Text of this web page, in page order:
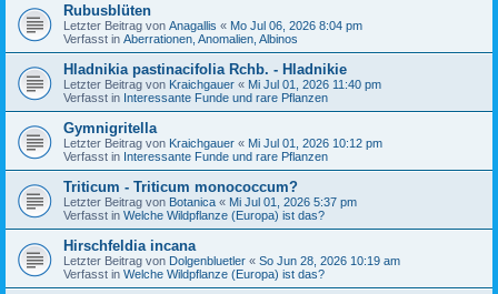
Rubusblüten
Letzter Beitrag von Anagallis « Mo Jul 06, 2026 8:04 pm
Verfasst in Aberrationen, Anomalien, Albinos
Hladnikia pastinacifolia Rchb. - Hladnikie
Letzter Beitrag von Kraichgauer « Mi Jul 01, 2026 11:40 pm
Verfasst in Interessante Funde und rare Pflanzen
Gymnigritella
Letzter Beitrag von Kraichgauer « Mi Jul 01, 2026 10:12 pm
Verfasst in Interessante Funde und rare Pflanzen
Triticum - Triticum monococcum?
Letzter Beitrag von Botanica « Mi Jul 01, 2026 5:37 pm
Verfasst in Welche Wildpflanze (Europa) ist das?
Hirschfeldia incana
Letzter Beitrag von Dolgenbluetler « So Jun 28, 2026 10:19 am
Verfasst in Welche Wildpflanze (Europa) ist das?